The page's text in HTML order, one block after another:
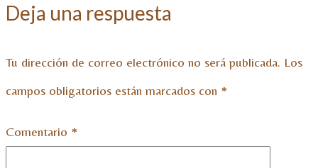
Deja una respuesta
Tu dirección de correo electrónico no será publicada. Los
campos obligatorios están marcados con *
Comentario *